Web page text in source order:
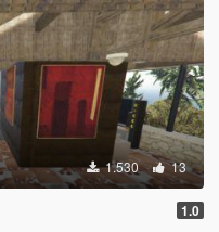
1.530 13
1.0